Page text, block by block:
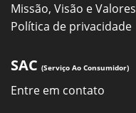
Missão, Visão e Valores
Política de privacidade
SAC (Serviço Ao Consumidor)
Entre em contato